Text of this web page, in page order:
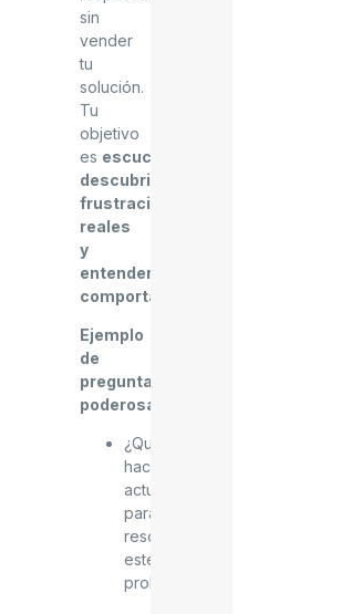
sin
vender
tu
solución.
Tu
objetivo
es escuchar,
descubrir
frustraciones
reales
y
entender
comportamientos
Ejemplo
de
preguntas
poderosas
¿Qué
haces
actualmente
para
resolver
este
problema?